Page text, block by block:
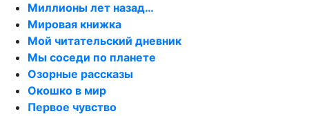
Миллионы лет назад…
Мировая книжка
Мой читательский дневник
Мы соседи по планете
Озорные рассказы
Окошко в мир
Первое чувство